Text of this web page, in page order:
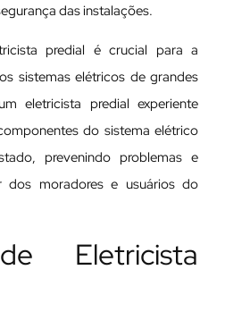
das instalações.
predial é crucial para a
sistemas elétricos de grandes
eletricista predial experiente
do sistema elétrico
prevenindo problemas e
dos moradores e usuários do
Eletricista